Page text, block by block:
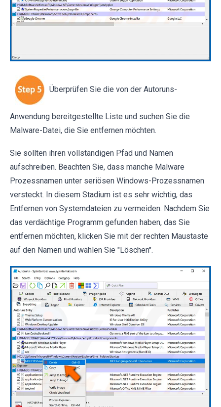
Überprüfen Sie die von der Autoruns-
Anwendung bereitgestellte Liste und suchen Sie die
Malware-Datei, die Sie entfernen möchten.
Sie sollten ihren vollständigen Pfad und Namen
aufschreiben. Beachten Sie, dass manche Malware
Prozessnamen unter seriösen Windows-Prozessnamen
versteckt. In diesem Stadium ist es sehr wichtig, das
Entfernen von Systemdateien zu vermeiden. Nachdem Sie
das verdächtige Programm gefunden haben, das Sie
entfernen möchten, klicken Sie mit der rechten Maustaste
auf den Namen und wählen Sie "Löschen".